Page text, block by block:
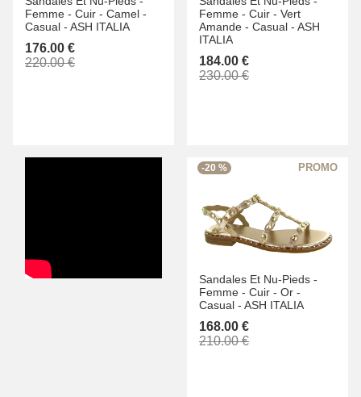
Femme - Cuir - Camel -
Casual - ASH ITALIA
176.00 €
220.00 €
Femme - Cuir - Vert
Amande - Casual - ASH
ITALIA
184.00 €
230.00 €
-20 %
Sandales Et Nu-Pieds -
Femme - Cuir - Or -
Casual - ASH ITALIA
168.00 €
210.00 €